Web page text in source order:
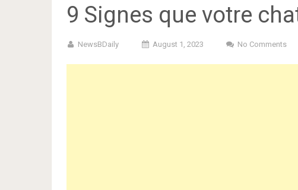
9 Signes que votre
NewsBDaily August 1, 2023 No Comments